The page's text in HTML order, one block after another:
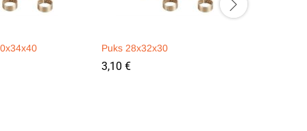
Puks 28x32x30
3,10 €